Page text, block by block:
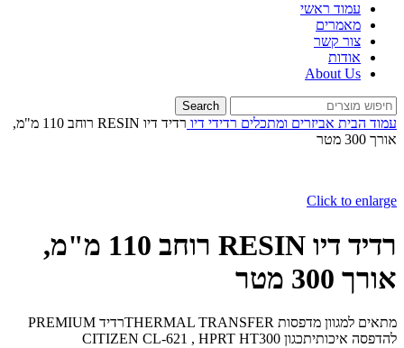
עמוד ראשי
מאמרים
צור קשר
אודות
About Us
Search
עמוד הבית אביזרים ומתכלים רדידי דיו
רדיד דיו RESIN רוחב 110 מ"מ,
אורך 300 מטר
Click to enlarge
רדיד דיו RESIN רוחב 110 מ"מ,
אורך 300 מטר
מתאים למגוון מדפסות THERMAL TRANSFERרדיד PREMIUM
להדפסה איכותיתכגון CITIZEN CL-621 , HPRT HT300